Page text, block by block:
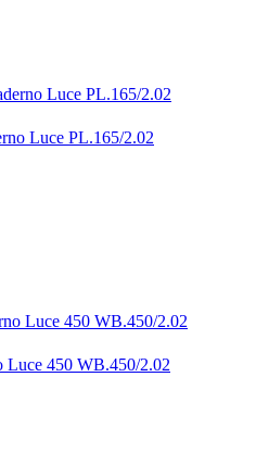
Luce PL.165/2.02
Luce 450 WB.450/2.02